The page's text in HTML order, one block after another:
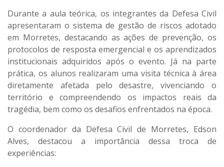
Durante a aula teórica, os integrantes da Defesa Civil
apresentaram o sistema de gestão de riscos adotado
em Morretes, destacando as ações de prevenção, os
protocolos de resposta emergencial e os aprendizados
institucionais adquiridos após o evento. Já na parte
prática, os alunos realizaram uma visita técnica à área
diretamente afetada pelo desastre, vivenciando o
território e compreendendo os impactos reais da
tragédia, bem como os desafios enfrentados na época.
O coordenador da Defesa Civil de Morretes, Edson
Alves, destacou a importância dessa troca de
experiências: